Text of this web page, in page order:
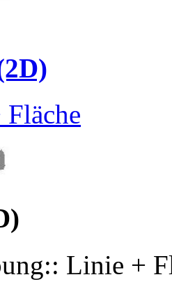
Linie +